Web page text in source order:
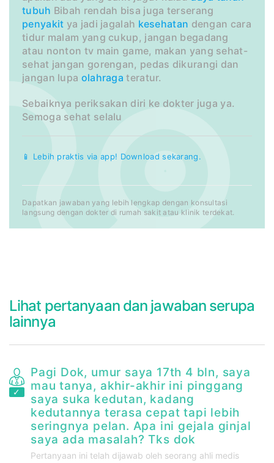
tubuh Bibah rendah bisa juga terserang
penyakit ya jadi jagalah kesehatan dengan cara
tidur malam yang cukup, jangan begadang
atau nonton tv main game, makan yang sehat-
sehat jangan gorengan, pedas dikurangi dan
jangan lupa olahraga teratur.
Sebaiknya periksakan diri ke dokter juga ya.
Semoga sehat selalu
📱 Lebih praktis via app! Download sekarang.
Dapatkan jawaban yang lebih lengkap dengan konsultasi
langsung dengan dokter di rumah sakit atau klinik terdekat.
Lihat pertanyaan dan jawaban serupa
lainnya
Pagi Dok, umur saya 17th 4 bln, saya
mau tanya, akhir-akhir ini pinggang
saya suka kedutan, kadang
kedutannya terasa cepat tapi lebih
seringnya pelan. Apa ini gejala ginjal
saya ada masalah? Tks dok
Pertanyaan ini telah dijawab oleh seorang ahli medis